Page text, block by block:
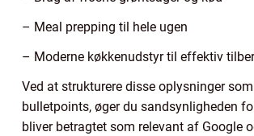
– Meal prepping til hele ugen
– Moderne køkkenudstyr til effektiv
Ved at strukturere disse oplysninger
bulletpoints, øger du sandsynligheden
bliver betragtet som relevant af Google